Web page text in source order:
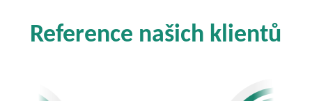
Reference našich klientů